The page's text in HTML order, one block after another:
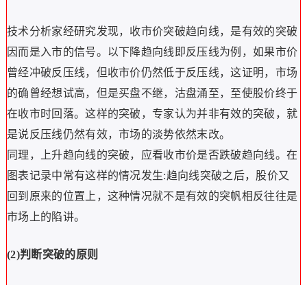
技术分析家经研究发现，收市价突破趋向线，是有效的突破
因而是入市的信号。以下降趋向线即反压线为例，如果市价
曾经冲破反压线，但收市价仍然低于反压线，这证明，市场
的确曾经想试高，但是买盘不继，沽盘涌至，至使股价终于
在收市时回落。这样的突破，专家认为并非有效的突破，就
是说反压线仍然有效，市场的淡势依然末改。
同理，上升趋向线的突破，应看收市价是否跌破趋向线。在
图表记录中常有这样的情况发生:趋向线突破之后，股价又
回到原来的位置上，这种情况就不是有效的突帆相反往往是
市场上的陷讲。
(2)判断突破的原则